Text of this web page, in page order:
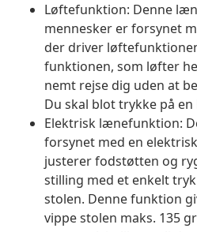
Løftefunktion: Denne
mennesker er forsynet
der driver
funktionen, som løfter
nemt rejse dig uden at
Du skal blot trykke på en
Elektrisk lænefunktion:
forsynet med en
justerer fodstøtten og
stilling med et enkelt
stolen. Denne funktion
vippe stolen maks. 135